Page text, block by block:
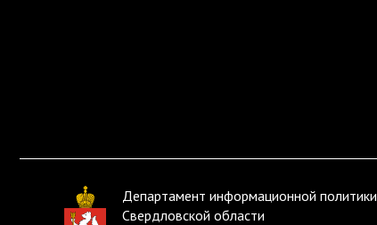
Департамент информационной политики
Свердловской области